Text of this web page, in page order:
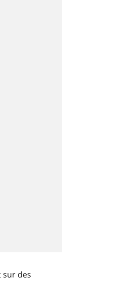
sur des